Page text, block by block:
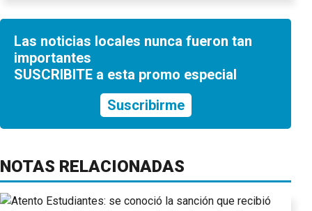
Las noticias locales nunca fueron tan
importantes
SUSCRIBITE a esta promo especial
Suscribirme
NOTAS RELACIONADAS